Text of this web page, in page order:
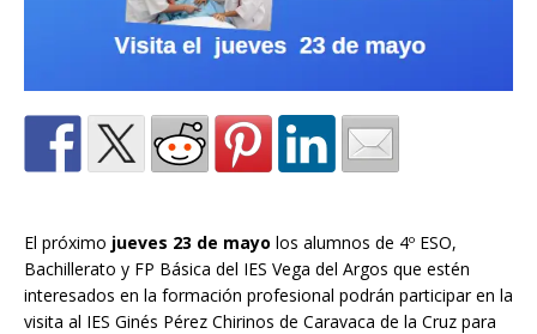
El próximo jueves 23 de mayo los alumnos de 4º ESO,
Bachillerato y FP Básica del IES Vega del Argos que estén
interesados en la formación profesional podrán participar en la
visita al IES Ginés Pérez Chirinos de Caravaca de la Cruz para